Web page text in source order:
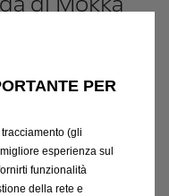
per
le
tecnologie
giovane e
PER
(gli
esperienza sul
funzionalità
della rete e